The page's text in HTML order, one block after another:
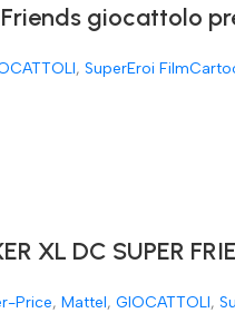
giocattolo
, SuperEroi
XL DC SUPER
Price, Mattel, GIOCATTOLI,